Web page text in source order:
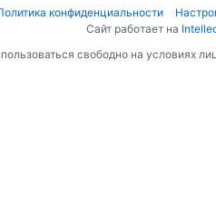
конфиденциальности
Сайт работает на
свободно на условиях